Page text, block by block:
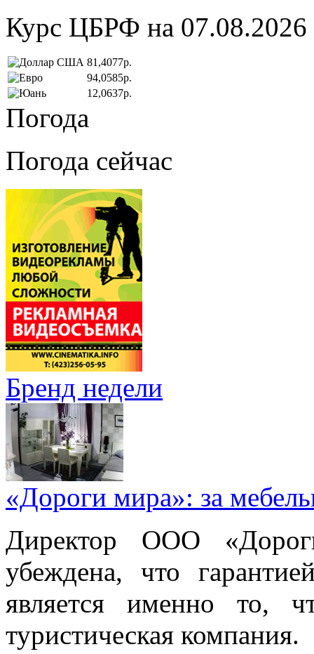
Курс ЦБРФ на 07.08.2026
81,4077р.
94,0585р.
12,0637р.
Погода
Погода сейчас
Бренд недели
«Дороги мира»: за
Директор ООО
убеждена, что
является именно то,
туристическая компания.